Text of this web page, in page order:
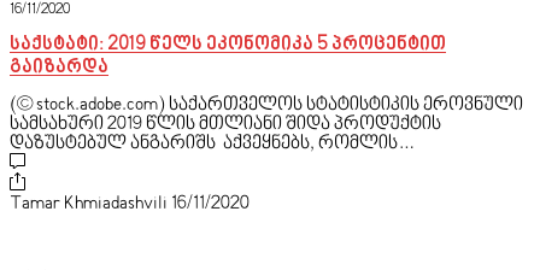
16/11/2020
საქსტატი: 2019 წელს ეკონომიკა 5 პროცენტით
გაიზარდა
(© stock.adobe.com) საქართველოს სტატისტიკის ეროვნული
სამსახური 2019 წლის მთლიანი შიდა პროდუქტის
დაზუსტებულ ანგარიშს აქვეყნებს, რომლის…
Tamar Khmiadashvili 16/11/2020